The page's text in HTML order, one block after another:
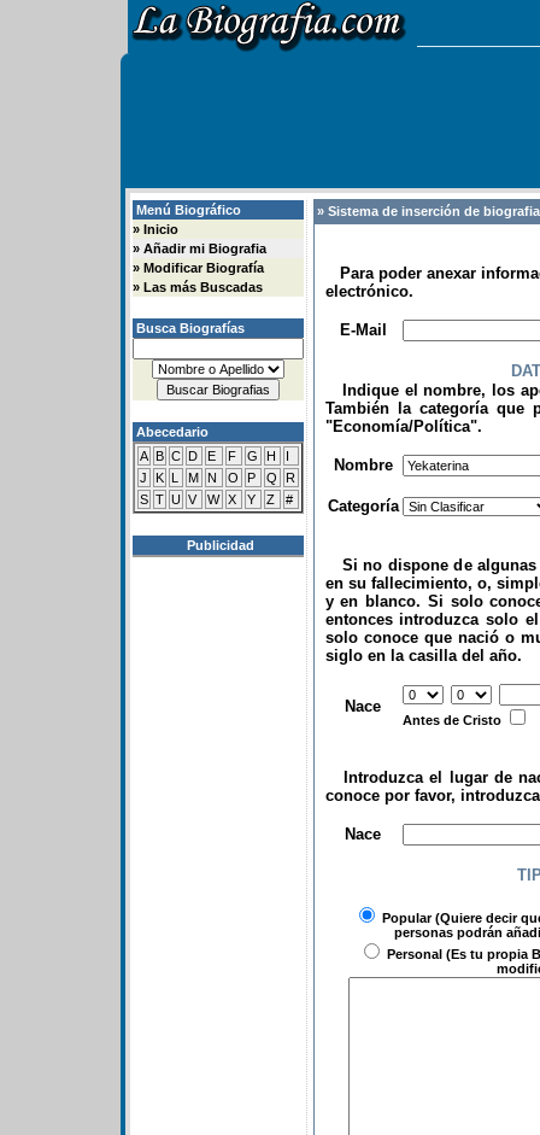
Menú Biográfico
» Inicio
» Añadir mi Biografia
» Modificar Biografía
» Las más Buscadas
Busca Biografías
Abecedario
A B C D E F G H
I
J
K L M N O P Q
R
S T U V W X Y Z #
Publicidad
» Sistema de inserción de
Para poder anexar
electrónico.
E-Mail
Indique el nombre, los
También la categoría que
"Economía/Política".
Nombre
Categoría
Si no dispone de algunas
en su fallecimiento, o,
y en blanco. Si solo
entonces introduzca solo
solo conoce que nació o
siglo en la casilla del año.
Nace
Antes de Cristo
Introduzca el lugar de
conoce por favor,
Nace
Popular(Quiere decir
personas podrán
Personal (Es tu propia